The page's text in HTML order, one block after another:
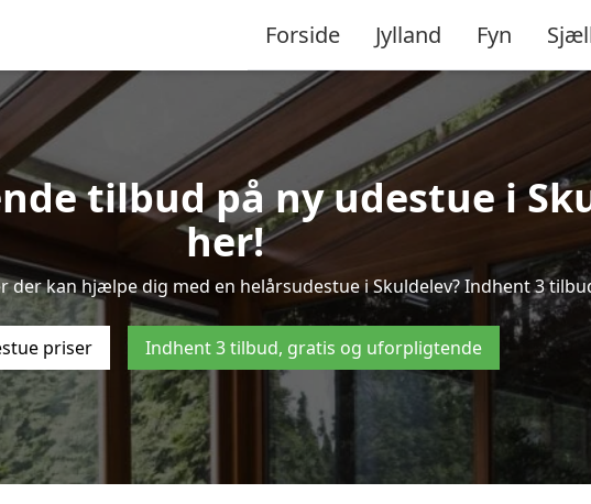
Forside Jylland Fyn
tilbud på ny udestue i
her!
kan hjælpe dig med en helårsudestue i Skuldelev? Indhent 3
priser Indhent 3 tilbud, gratis og uforpligtende